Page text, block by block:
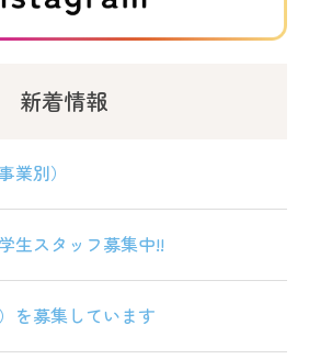
新着情報
業別）
生スタッフ募集中!!
を募集しています